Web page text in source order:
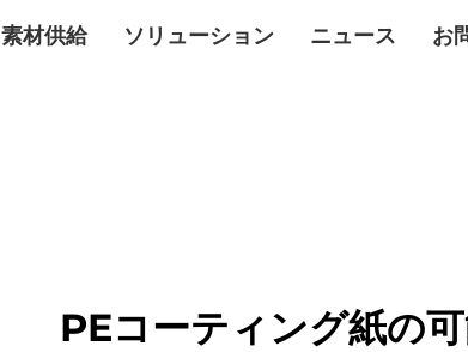
素材供給 ソリューション ニュース お
PEコーティング紙の